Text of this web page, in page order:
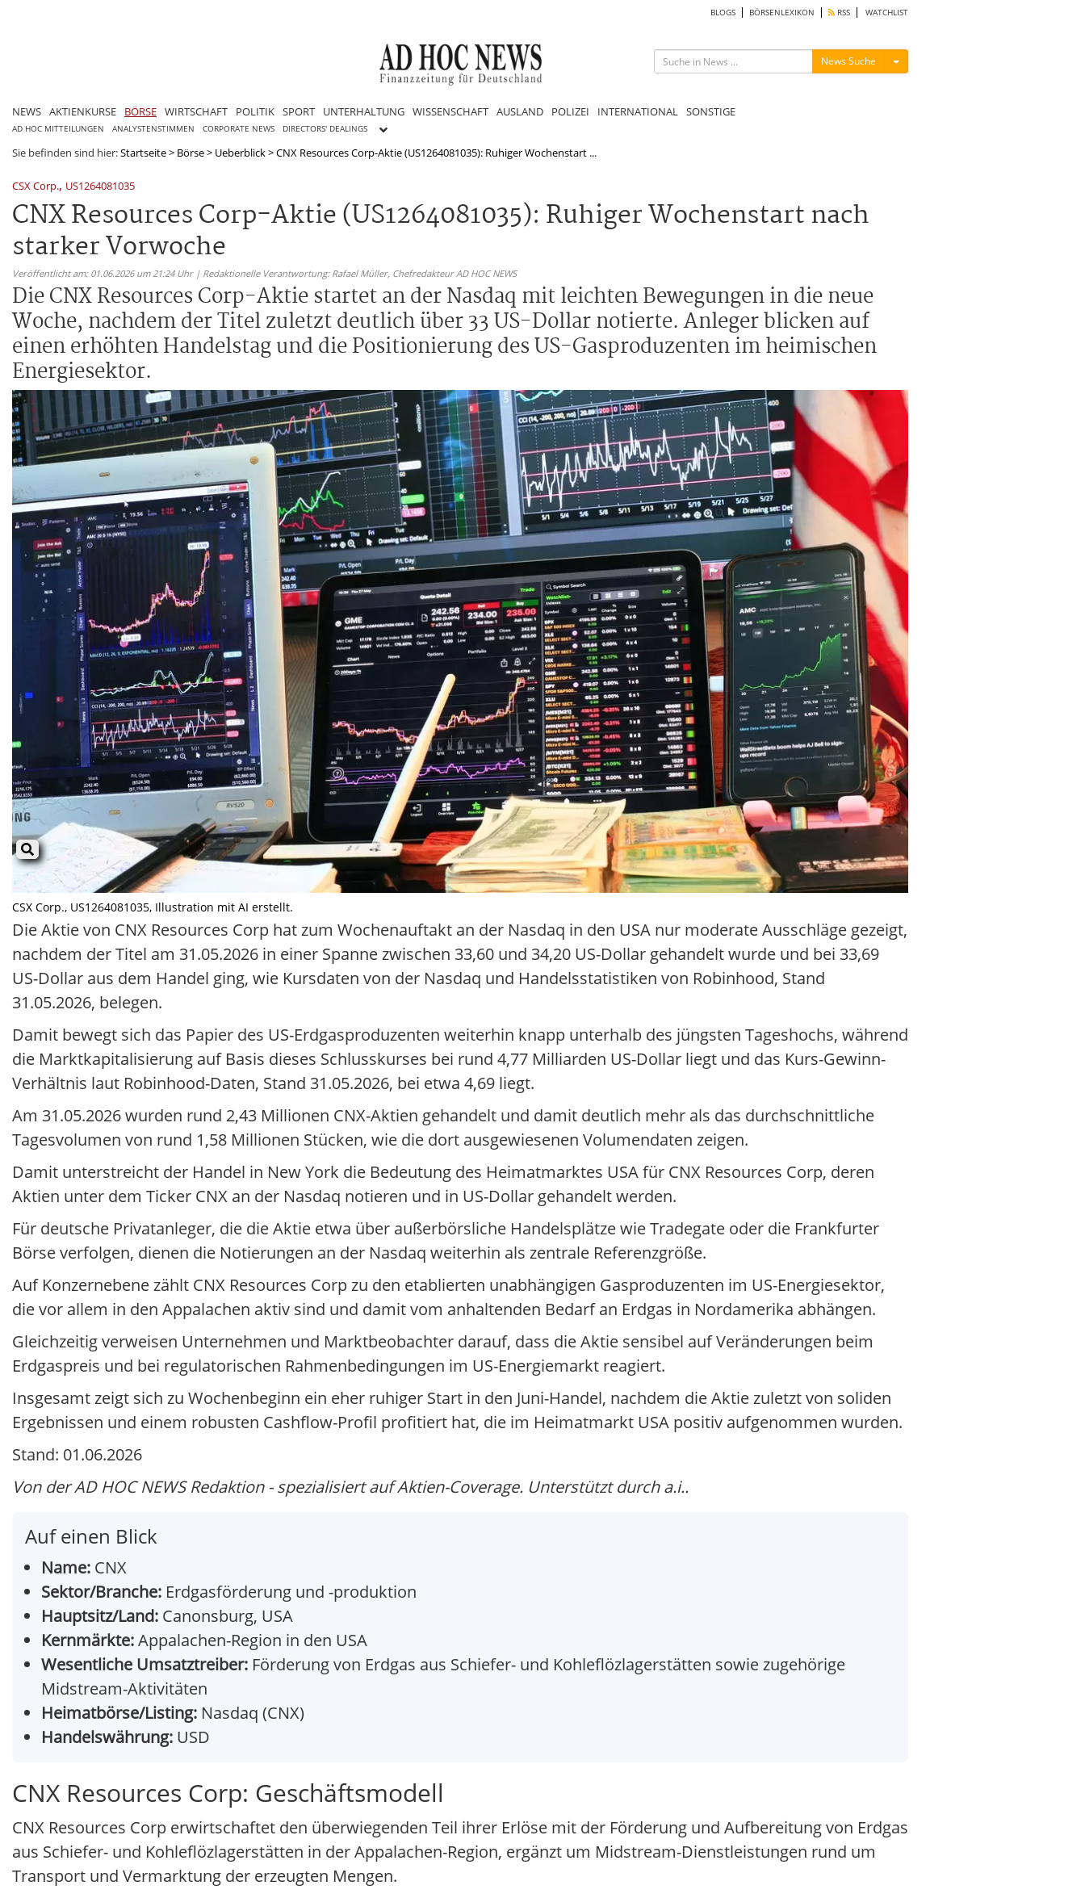
BLOGS BÖRSENLEXIKON RSS WATCHLIST
News Suche Menü ein-/ausblenden
NEWS AKTIENKURSE BÖRSE WIRTSCHAFT POLITIK SPORT UNTERHALTUNG WISSENSCHAFT AUSLAND POLIZEI INTERNATIONAL SONSTIGE
AD HOC MITTEILUNGEN ANALYSTENSTIMMEN CORPORATE NEWS DIRECTORS' DEALINGS
Sie befinden sind hier:Startseite> Börse> Ueberblick>CNX Resources Corp-Aktie (US1264081035): Ruhiger Wochenstart ...
CSX Corp., US1264081035
CNX Resources Corp-Aktie (US1264081035): Ruhiger Wochenstart nach
starker Vorwoche
Veröffentlicht am: 01.06.2026 um 21:24 Uhr | Redaktionelle Verantwortung: Rafael Müller, Chefredakteur AD HOC NEWS
Die CNX Resources Corp-Aktie startet an der Nasdaq mit leichten Bewegungen in die neue
Woche, nachdem der Titel zuletzt deutlich über 33 US-Dollar notierte. Anleger blicken auf
einen erhöhten Handelstag und die Positionierung des US-Gasproduzenten im heimischen
Energiesektor.
CSX Corp., US1264081035, Illustration mit AI erstellt.
Die Aktie von CNX Resources Corp hat zum Wochenauftakt an der Nasdaq in den USA nur moderate Ausschläge gezeigt,
nachdem der Titel am 31.05.2026 in einer Spanne zwischen 33,60 und 34,20 US-Dollar gehandelt wurde und bei 33,69
US-Dollar aus dem Handel ging, wie Kursdaten von der Nasdaq und Handelsstatistiken von Robinhood, Stand
31.05.2026, belegen.
Damit bewegt sich das Papier des US-Erdgasproduzenten weiterhin knapp unterhalb des jüngsten Tageshochs, während
die Marktkapitalisierung auf Basis dieses Schlusskurses bei rund 4,77 Milliarden US-Dollar liegt und das Kurs-Gewinn-
Verhältnis laut Robinhood-Daten, Stand 31.05.2026, bei etwa 4,69 liegt.
Am 31.05.2026 wurden rund 2,43 Millionen CNX-Aktien gehandelt und damit deutlich mehr als das durchschnittliche
Tagesvolumen von rund 1,58 Millionen Stücken, wie die dort ausgewiesenen Volumendaten zeigen.
Damit unterstreicht der Handel in New York die Bedeutung des Heimatmarktes USA für CNX Resources Corp, deren
Aktien unter dem Ticker CNX an der Nasdaq notieren und in US-Dollar gehandelt werden.
Für deutsche Privatanleger, die die Aktie etwa über außerbörsliche Handelsplätze wie Tradegate oder die Frankfurter
Börse verfolgen, dienen die Notierungen an der Nasdaq weiterhin als zentrale Referenzgröße.
Auf Konzernebene zählt CNX Resources Corp zu den etablierten unabhängigen Gasproduzenten im US-Energiesektor,
die vor allem in den Appalachen aktiv sind und damit vom anhaltenden Bedarf an Erdgas in Nordamerika abhängen.
Gleichzeitig verweisen Unternehmen und Marktbeobachter darauf, dass die Aktie sensibel auf Veränderungen beim
Erdgaspreis und bei regulatorischen Rahmenbedingungen im US-Energiemarkt reagiert.
Insgesamt zeigt sich zu Wochenbeginn ein eher ruhiger Start in den Juni-Handel, nachdem die Aktie zuletzt von soliden
Ergebnissen und einem robusten Cashflow-Profil profitiert hat, die im Heimatmarkt USA positiv aufgenommen wurden.
Stand: 01.06.2026
Von der AD HOC NEWS Redaktion - spezialisiert auf Aktien-Coverage. Unterstützt durch a.i..
Auf einen Blick
Name: CNX
Sektor/Branche: Erdgasförderung und -produktion
Hauptsitz/Land: Canonsburg, USA
Kernmärkte:Appalachen-Region in den USA
Wesentliche Umsatztreiber: Förderung von Erdgas aus Schiefer- und Kohleflözlagerstätten sowie zugehörige
Midstream-Aktivitäten
Heimatbörse/Listing: Nasdaq (CNX)
Handelswährung: USD
CNX Resources Corp: Geschäftsmodell
CNX Resources Corp erwirtschaftet den überwiegenden Teil ihrer Erlöse mit der Förderung und Aufbereitung von Erdgas
aus Schiefer- und Kohleflözlagerstätten in der Appalachen-Region, ergänzt um Midstream-Dienstleistungen rund um
Transport und Vermarktung der erzeugten Mengen.